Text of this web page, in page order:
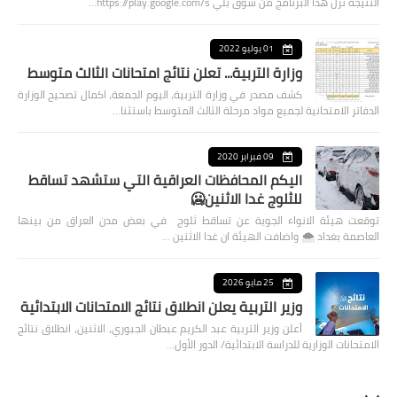
01 يوليو 2022
وزارة التربية... تعلن نتائج امتحانات الثالث متوسط
كشف مصدر في وزارة التربية، اليوم الجمعة، اكمال تصحيح الوزارة
الدفاتر الامتحانية لجميع مواد مرحلة الثالث المتوسط باستثنا…
09 فبراير 2020
اليكم المحافظات العراقية التي ستشهد تساقط
للثلوج غدا الاثنين🥶
توقعت هيئة الانواء الجوية عن تساقط ثلوج في بعض مدن العراق من بينها
العاصمة بغداد ⁦🌨️⁩ واضافت الهيئة ان غدا الاثنين …
25 مايو 2026
وزير التربية يعلن انطلاق نتائج الامتحانات الابتدائية
أعلن وزير التربية عبد الكريم عبطان الجبوري، الاثنين، انطلاق نتائج
الامتحانات الوزارية للدراسة الابتدائية/ الدور الأول…